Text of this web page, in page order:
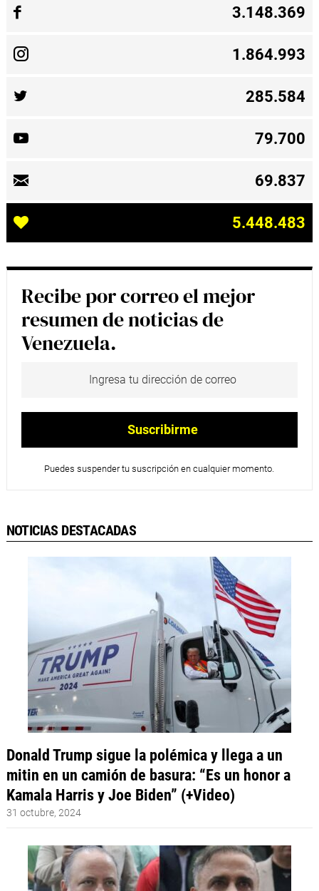
3.148.369
1.864.993
285.584
79.700
69.837
5.448.483
Recibe por correo el mejor
resumen de noticias de
Venezuela.
Puedes suspender tu suscripción en cualquier momento.
NOTICIAS DESTACADAS
Donald Trump sigue la polémica y llega a un
mitin en un camión de basura: “Es un honor a
Kamala Harris y Joe Biden” (+Video)
31 octubre, 2024